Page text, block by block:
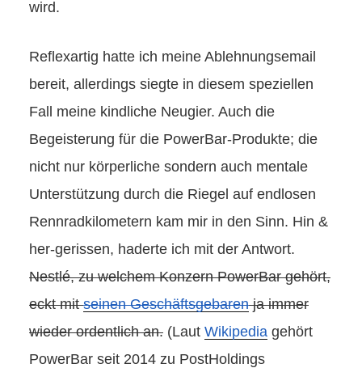
wird.
Reflexartig hatte ich meine Ablehnungsemail
bereit, allerdings siegte in diesem speziellen
Fall meine kindliche Neugier. Auch die
Begeisterung für die PowerBar-Produkte; die
nicht nur körperliche sondern auch mentale
Unterstützung durch die Riegel auf endlosen
Rennradkilometern kam mir in den Sinn. Hin &
her-gerissen, haderte ich mit der Antwort.
Nestlé, zu welchem Konzern PowerBar gehört,
eckt mitseinen Geschäftsgebarenja immer
wieder ordentlich an. (Laut Wikipedia gehört
PowerBar seit 2014 zu PostHoldings